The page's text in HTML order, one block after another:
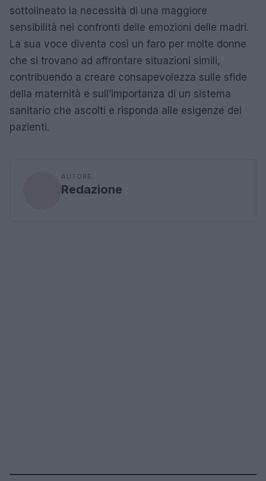
sottolineato la necessità di una maggiore
sensibilità nei confronti delle emozioni delle madri.
La sua voce diventa così un faro per molte donne
che si trovano ad affrontare situazioni simili,
contribuendo a creare consapevolezza sulle sfide
della maternità e sull’importanza di un sistema
sanitario che ascolti e risponda alle esigenze dei
pazienti.
AUTORE
Redazione